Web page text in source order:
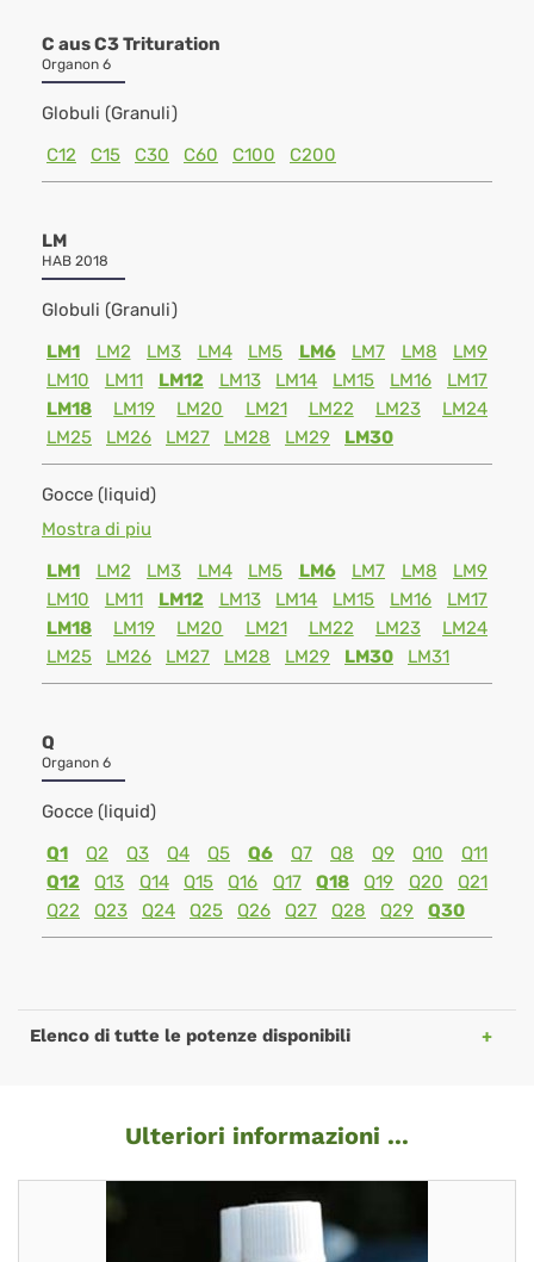
C aus C3 Trituration
Organon 6
Globuli (Granuli)
C12
C15 C30 C60 C100 C200
LM
HAB 2018
Globuli (Granuli)
LM1
LM2 LM3 LM4 LM5 LM6 LM7 LM8
LM9
LM10
LM11 LM12 LM13 LM14 LM15 LM16
LM17
LM18
LM19 LM20 LM21 LM22 LM23
LM24
LM25
LM26 LM27 LM28 LM29 LM30
Gocce (liquid)
Mostra di piu
LM1
LM2 LM3 LM4 LM5 LM6 LM7 LM8
LM9
LM10
LM11 LM12 LM13 LM14 LM15 LM16
LM17
LM18
LM19 LM20 LM21 LM22 LM23
LM24
LM25
LM26 LM27 LM28 LM29 LM30 LM31
Q
Organon 6
Gocce (liquid)
Q1
Q2 Q3 Q4 Q5 Q6 Q7 Q8 Q9 Q10
Q11
Q12
Q13 Q14 Q15 Q16 Q17 Q18 Q19 Q20
Q21
Q22
Q23 Q24 Q25 Q26 Q27 Q28 Q29 Q30
Elenco di tutte le potenze disponibili
Ulteriori informazioni ...